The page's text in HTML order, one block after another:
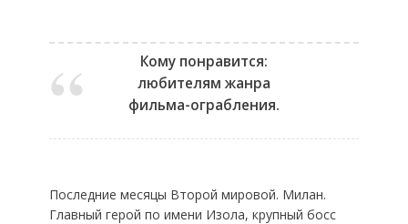
Кому понравится:
любителям жанра
фильма-ограбления.
Последние месяцы Второй мировой. Милан.
Главный герой по имени Изола, крупный босс